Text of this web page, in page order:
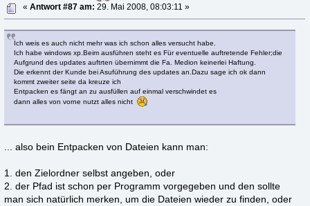
«Antwort #87 am: 29. Mai 2008, 08:03:11 »
Ich weis es auch nicht mehr was ich schon alles versucht habe.
Ich habe windows xp.Beim ausführen steht es Für eventuelle auftretende Fehler;die
Aufgrund des updates auftrten übernimmt die Fa. Medion keinerlei Haftung.
Die erkennt der Kunde bei Asuführung des updates an.Dazu sage ich ok dann
kommt zweiter seite da kreuze ich
Entpacken es fängt an zu ausfüllen auf einmal verschwindet es
dann alles von vorne nutzt alles nicht
... also bein Entpacken von Dateien kann man:
1. den Zielordner selbst angeben, oder
2. der Pfad ist schon per Programm vorgegeben und den sollte
man sich natürlich merken, um die Dateien wieder zu finden, oder